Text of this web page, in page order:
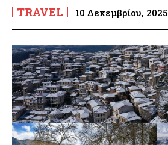
TRAVEL 10 Δεκεμβρίου, 2025